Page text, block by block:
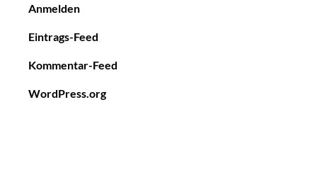
Anmelden
Eintrags-Feed
Kommentar-Feed
WordPress.org